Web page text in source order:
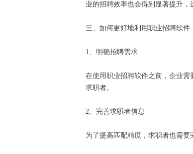
业的招聘效率也会得到显著提升
三、如何更好地利用职业招聘软件
1、明确招聘需求
在使用职业招聘软件之前，企业
求职者。
2、完善求职者信息
为了提高匹配精度，求职者也需